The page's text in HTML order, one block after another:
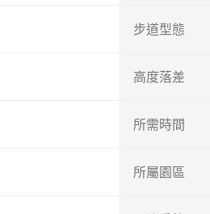
步道型態
高度落差
所需時間
所屬園區